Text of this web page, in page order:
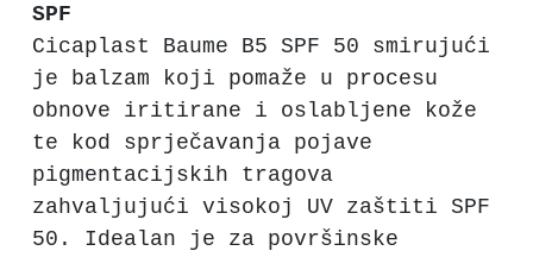
SPF
Cicaplast Baume B5 SPF 50 smirujući
je balzam koji pomaže u procesu
obnove iritirane i oslabljene kože
te kod sprječavanja pojave
pigmentacijskih tragova
zahvaljujući visokoj UV zaštiti SPF
50. Idealan je za površinske